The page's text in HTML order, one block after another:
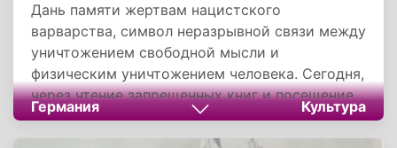
Дань памяти жертвам нацистского
варварства, символ неразрывной связи между
уничтожением свободной мысли и
физическим уничтожением человека. Сегодня,
через чтение запрещенных книг и посещение
мемориалов, немецкое общество превращает
горький урок прошлого в живой ориентир для
Германия Культура